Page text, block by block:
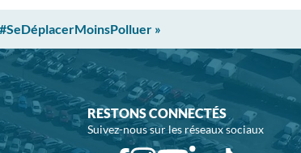
»
RESTONS CONNECTÉS
Suivez-nous sur les réseaux sociaux